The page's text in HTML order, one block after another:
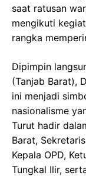
saat ratusan
mengikuti
rangka
Dipimpin
(Tanjab Barat),
ini menjadi
nasionalisme
Turut hadir
Barat,
Kepala OPD,
Tungkal Ilir,